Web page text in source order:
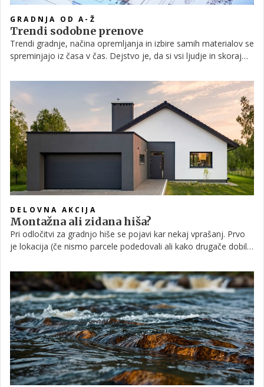
GRADNJA OD A-Ž
Trendi sodobne prenove
Trendi gradnje, načina opremljanja in izbire samih materialov se
spreminjajo iz časa v čas. Dejstvo je, da si vsi ljudje in skoraj
nekolikšne osvežitve lastnega doma – ne zgolj zaradi trendov,
pač pa tudi zaradi energije, ki je prisotna v domu. Prenove so v
nekaterih primerih včasih tudi nujne – ko se družina poveča, ko
se otroci odselijo ali pa na starost, ko potrebujemo bolj
funkcionalno opremo zaradi samega zdravja. K čemu se torej
gibljejo trendi sodobne prenove? O tem smo govorili s prvim
možem Delovne akcije, Bojanom Žlebnikom, ki nam je zaupal
vse o omenjeni tematiki.
DELOVNA AKCIJA
Montažna ali zidana hiša?
Pri odločitvi za gradnjo hiše se pojavi kar nekaj vprašanj. Prvo
je lokacija (če nismo parcele podedovali ali kako drugače dobili),
sob naj ima, ali bo pritlična ali večnadstropna, takoj za tem pa
se pojavi vprašanje, ali želimo živeti v montažni ali zidani hiši.